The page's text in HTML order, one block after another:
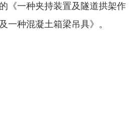
《一种夹持装置及隧道拱架作
一种混凝土箱梁吊具》。